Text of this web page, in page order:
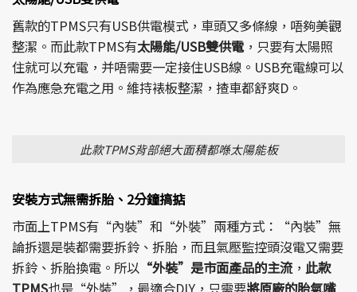
舊款的TPMS只有USB供電模式，車頭又多條線，唔夠美觀
整潔。而此款TPMS有太陽能/USB雙供電，只要有太陽照
住就可以充電，并唔需要一定接住USB線。USB充電線可以
作為應急充電之用。維持裱板整潔，揸車都舒爽D。
此款TPMS背部絕大面積都喺太陽能板
安裝方式無需拆胎、2分鐘搞掂
市面上TPMS有“內裝”和“外裝”兩種方式：“內裝”無
論拆還是裝都需要拆鈴、拆胎，而且氣壓監控頭沒電又需要
拆鈴、拆胎換電。所以 “外裝”是市面產品的主流 ， 此款